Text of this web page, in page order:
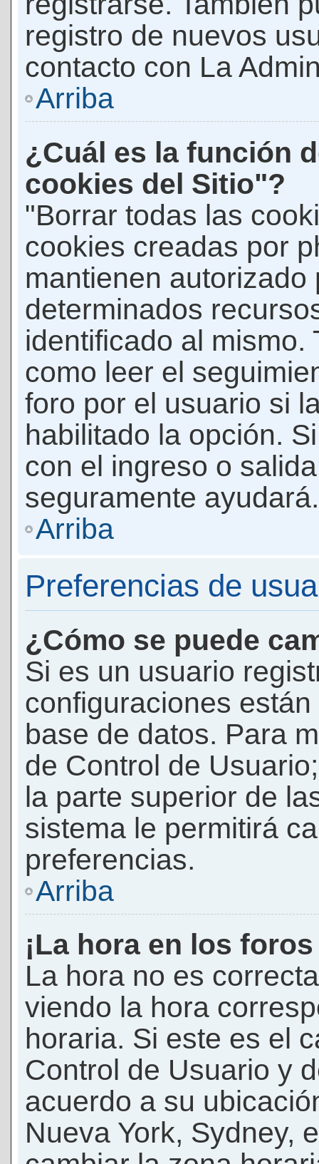
registro de nuevos
contacto con La
Arriba
¿Cuál es la función
cookies del Sitio"?
"Borrar todas las
cookies creadas por
mantienen autorizado
determinados
identificado al mismo.
como leer el
foro por el usuario si
habilitado la opción.
con el ingreso o
seguramente ayudará.
Arriba
Preferencias de
¿Cómo se puede
Si es un usuario
configuraciones
base de datos. Para
de Control de
la parte superior de
sistema le permitirá
preferencias.
Arriba
¡La hora en los
La hora no es
viendo la hora
horaria. Si este es el
Control de Usuario y
acuerdo a su
Nueva York, Sydney,